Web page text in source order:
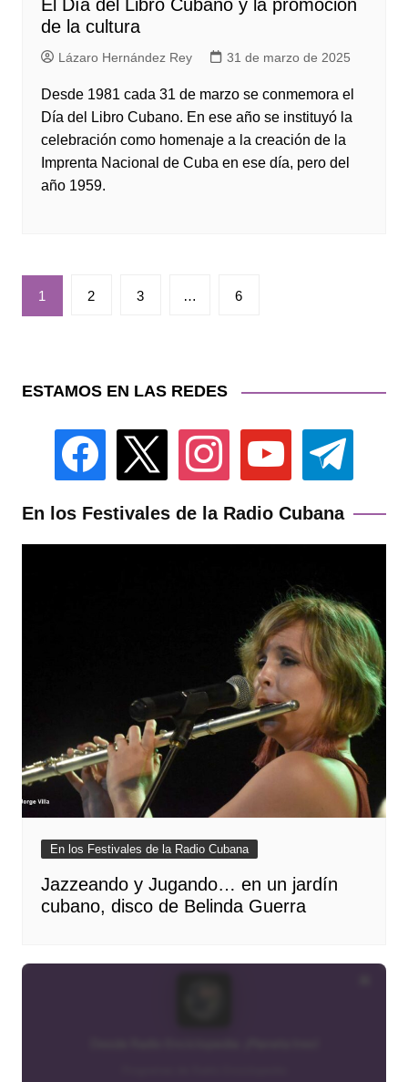
El Día del Libro Cubano y la promoción
de la cultura
Lázaro Hernández Rey 31 de marzo de 2025
Desde 1981 cada 31 de marzo se conmemora el
Día del Libro Cubano. En ese año se instituyó la
celebración como homenaje a la creación de la
Imprenta Nacional de Cuba en ese día, pero del
año 1959.
Paginación
de
1 2 3 … 6
ESTAMOS EN LAS REDES
facebook instagram youtube telegram
En los Festivales de la Radio Cubana
En los Festivales de la Radio Cubana
Jazzeando y Jugando… en un jardín
cubano, disco de Belinda Guerra